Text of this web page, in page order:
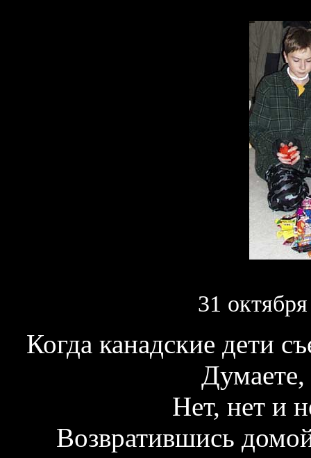
31
Когда канадские дети
Думаете,
Нет, нет и
Возвратившись